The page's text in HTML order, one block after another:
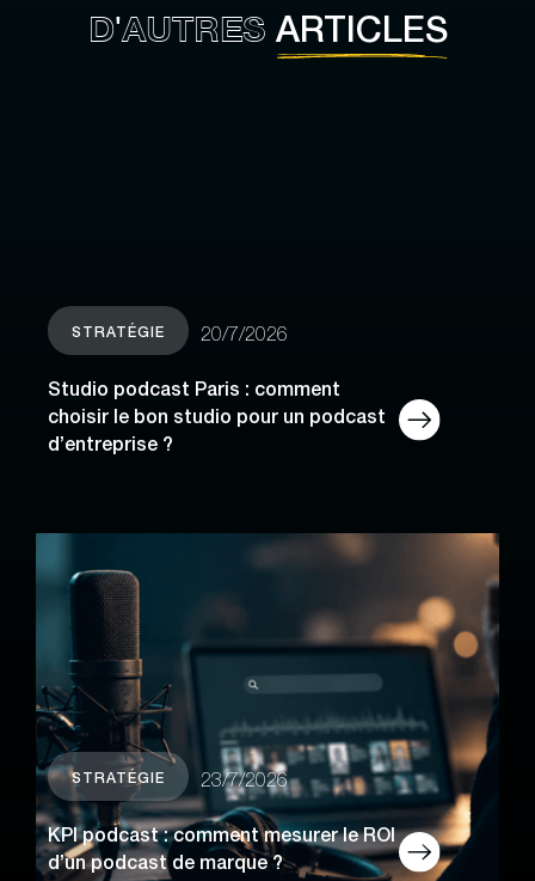
D'AUTRES ARTICLES
STRATÉGIE 20/7/2026
Studio podcast Paris : comment
choisir le bon studio pour un podcast
d’entreprise ?
STRATÉGIE 23/7/2026
KPI podcast : comment mesurer le ROI
d’un podcast de marque ?